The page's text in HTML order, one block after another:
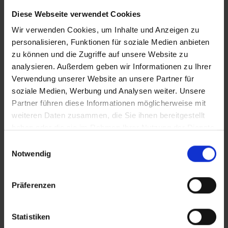
Diese Webseite verwendet Cookies
Wir verwenden Cookies, um Inhalte und Anzeigen zu
personalisieren, Funktionen für soziale Medien anbieten
zu können und die Zugriffe auf unsere Website zu
analysieren. Außerdem geben wir Informationen zu Ihrer
Verwendung unserer Website an unsere Partner für
soziale Medien, Werbung und Analysen weiter. Unsere
Partner führen diese Informationen möglicherweise mit
weiteren Daten zusammen, die Sie ihnen bereitgestellt
Notwendig
Präferenzen
Statistiken
In Sicherheit in Deutschland, in Gedanken im Krieg
iT Trauer epd
Zusätzliches Material
interessieren